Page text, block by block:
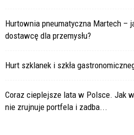
Hurtownia pneumatyczna Martech –
dostawcę dla przemysłu?
Hurt szklanek i szkła
Coraz cieplejsze lata w Polsce. Jak
nie zrujnuje portfela i zadba...